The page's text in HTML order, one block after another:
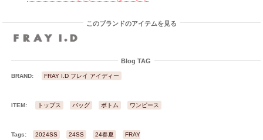
このブランドのアイテムを見る
Blog TAG
BRAND: FRAY I.D フレイ アイディー
ITEM: トップス バッグ ボトム ワンピース
Tags: 2024SS 24SS 24春夏 FRAY